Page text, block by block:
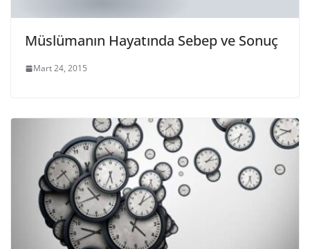
Müslümanın Hayatında Sebep ve Sonuç
Mart 24, 2015